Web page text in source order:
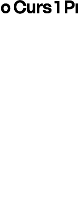
Curs 1